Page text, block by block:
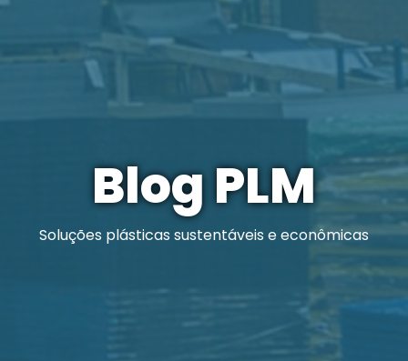
Blog PLM
Soluções plásticas sustentáveis e econômicas